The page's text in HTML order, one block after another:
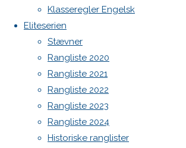
Klasseregler Engelsk
Eliteserien
Stævner
Rangliste 2020
Rangliste 2021
Rangliste 2022
Rangliste 2023
Rangliste 2024
Historiske ranglister
image
Skriv
et
svar
Botnia 1987 DEN 613
Indlægsfeed
Kommentarfeed
Back
to
Top
Danske H-bådssejlere
ligaen
©Danske H-bådssejlere